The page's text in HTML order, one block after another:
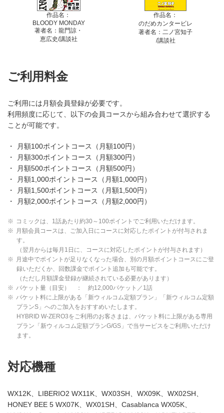
作品名：
BLOODY MONDAY
著者名：龍門諒・
恵広史/講談社
作品名：
のだめカンタービレ
著者名：二ノ宮知子
/講談社
ご利用料金
ご利用には月額会員登録が必要です。
利用頻度に応じて、以下の会員コースから組み合わせて選択する
ことが可能です。
・ 月額100ポイントコース（月額100円）
・
月額300ポイントコース（月額300円）
・
月額500ポイントコース（月額500円）
・
月額1,000ポイントコース（月額1,000円）
・
月額1,500ポイントコース（月額1,500円）
・
月額2,000ポイントコース（月額2,000円）
※ コミックは、1話あたり約30～100ポイントでご利用いただけます。
※ 月額会員コースは、ご加入日にコースに対応したポイントが付与されま
す。
（翌月からは毎月1日に、コースに対応したポイントが付与されます）
※ 月途中でポイントが足りなくなった場合、別の月額ポイントコースにご登
録いただくか、回数課金でポイント追加も可能です。
（ただし月額課金登録が継続されている必要があります）
※ パケット量（目安） ： 約12,000パケット／1話
※ パケット料に上限がある「新ウィルコム定額プラン」「新ウィルコム定額
プランS」へのご加入をおすすめいたします。
HYBRID W-ZERO3をご利用のお客さまは、パケット料に上限がある専用
プラン「新ウィルコム定額プランG/GS」で当サービスをご利用いただけ
ます。
対応機種
WX12K、LIBERIO2 WX11K、WX03SH、WX09K、WX02SH、
HONEY BEE 5 WX07K、WX01SH、Casablanca WX05K、